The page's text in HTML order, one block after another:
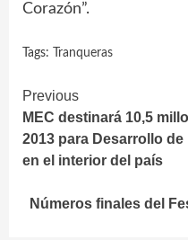
Corazón”.
Tags: Tranqueras
Continue
Reading
Previous
MEC destinará 10,5
2013 para Desarrollo
en el interior del país
Números finales del